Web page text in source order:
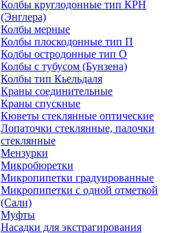
Колбы круглодонные тип КРН
(Энглера)
Колбы мерные
Колбы плоскодонные тип П
Колбы остродонные тип О
Колбы с тубусом (Бунзена)
Колбы тип Кьельдаля
Краны соединительные
Краны спускные
Кюветы стеклянные оптические
Лопаточки стеклянные, палочки
стеклянные
Мензурки
Микробюретки
Микропипетки градуированные
Микропипетки с одной отметкой
(Сали)
Муфты
Насадки для экстрагирования